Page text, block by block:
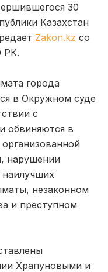
30
Казахстан
Zakon.kz со
РК.
города
в Окружном суде
с
обвиняются в
нарушении
наилучших
незаконном
и преступном
Храпуновыми и